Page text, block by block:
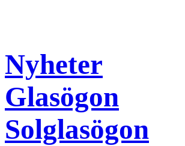
Nyheter
Glasögon
Solglasögon